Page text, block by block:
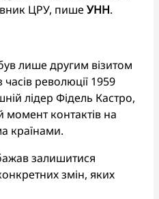
ЦРУ, пише УНН.
лише другим візитом
революції 1959
лідер Фідель Кастро,
момент контактів на
країнами.
залишитися
змін, яких